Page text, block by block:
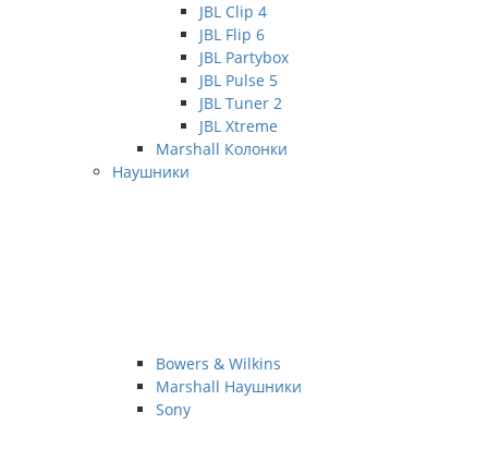
JBL Clip 4
JBL Flip 6
JBL Partybox
JBL Pulse 5
JBL Tuner 2
JBL Xtreme
Marshall Колонки
Наушники
Bowers & Wilkins
Marshall Наушники
Sony